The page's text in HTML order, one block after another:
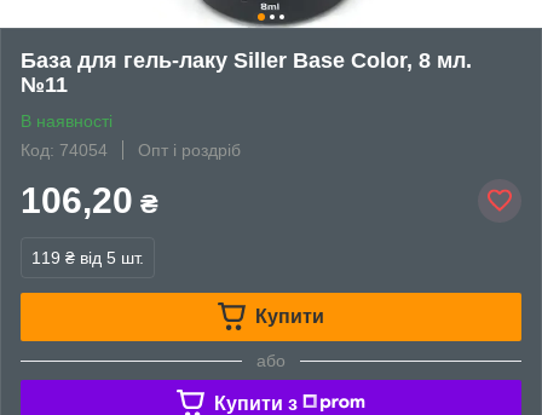
База для гель-лаку Siller Base Color, 8 мл.
№11
В наявності
Код: 74054
Опт і роздріб
106,20 ₴
119 ₴ від 5 шт.
Купити
або
Купити з